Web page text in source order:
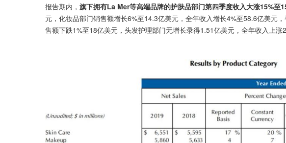
报告期内， 旗下拥有La Mer等高端品牌的护肤品部门第四季度收入大涨15%至
元，化妆品部门销售额增长6%至14.3亿美元，全年收入增长4%至58.6亿美元
售额下跌1%至18亿美元，头发护理部门无增长录得1.51亿美元，全年收入上涨